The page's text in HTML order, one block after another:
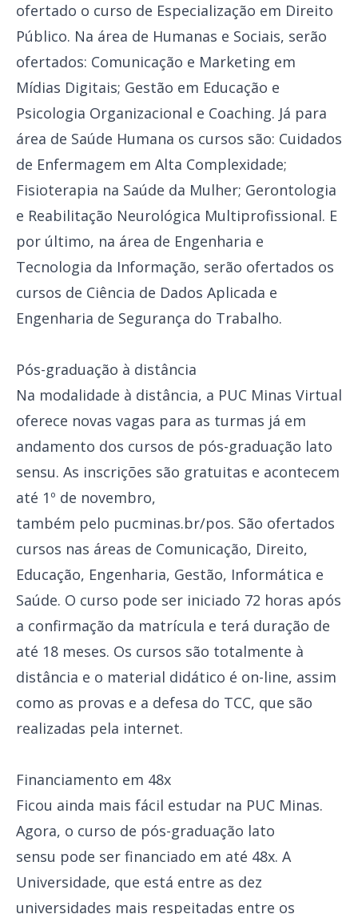
ofertado o curso de Especialização em Direito
Público. Na área de Humanas e Sociais, serão
ofertados: Comunicação e Marketing em
Mídias Digitais; Gestão em Educação e
Psicologia Organizacional e Coaching. Já para
área de Saúde Humana os cursos são: Cuidados
de Enfermagem em Alta Complexidade;
Fisioterapia na Saúde da Mulher; Gerontologia
e Reabilitação Neurológica Multiprofissional. E
por último, na área de Engenharia e
Tecnologia da Informação, serão ofertados os
cursos de Ciência de Dados Aplicada e
Engenharia de Segurança do Trabalho.
Pós-graduação à distância
Na modalidade à distância, a PUC Minas Virtual
oferece novas vagas para as turmas já em
andamento dos cursos de pós-graduação lato
sensu. As inscrições são gratuitas e acontecem
até 1º de novembro,
também pelo pucminas.br/pos. São ofertados
cursos nas áreas de Comunicação, Direito,
Educação, Engenharia, Gestão, Informática e
Saúde. O curso pode ser iniciado 72 horas após
a confirmação da matrícula e terá duração de
até 18 meses. Os cursos são totalmente à
distância e o material didático é on-line, assim
como as provas e a defesa do TCC, que são
realizadas pela internet.
Financiamento em 48x
Ficou ainda mais fácil estudar na PUC Minas.
Agora, o curso de pós-graduação lato
sensu pode ser financiado em até 48x. A
Universidade, que está entre as dez
universidades mais respeitadas entre os